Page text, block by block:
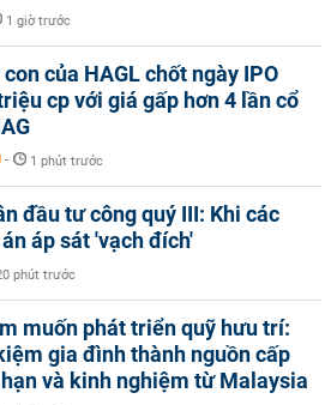
1 giờ trước
của HAGL chốt ngày IPO
cp với giá gấp hơn 4 lần cổ
- 1 phút trước
đầu tư công quý III: Khi các
áp sát 'vạch đích'
phút trước
muốn phát triển quỹ hưu trí:
gia đình thành nguồn cấp
và kinh nghiệm từ Malaysia